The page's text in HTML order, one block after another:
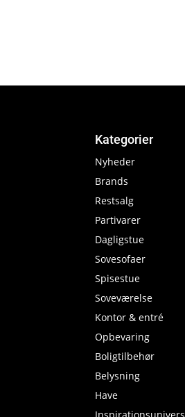
Kategorier
Nyheder
Brands
Restsalg
Partivarer
Dagligstue
Sovesofaer
Spisestue
Soveværelse
Kontor & entré
Opbevaring
Boligtilbehør
Belysning
Have